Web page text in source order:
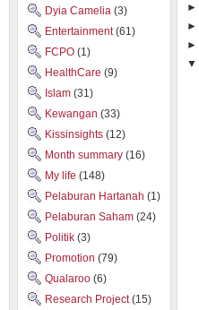
Dyia Camelia (3)
Entertainment(61)
FCPO (1)
HealthCare (9)
Islam (31)
Kewangan (33)
Kissinsights (12)
Month summary (16)
My life (148)
Pelaburan Hartanah (1)
Pelaburan Saham (24)
Politik (3)
Promotion (79)
Qualaroo (6)
Research Project(15)
►
►
►
▼